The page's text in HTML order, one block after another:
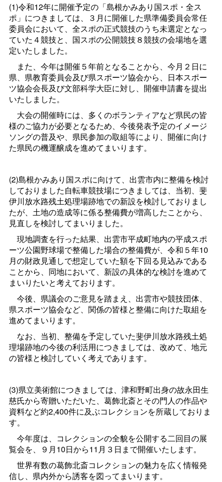
(1)令和12年に開催予定の「島根かみあり国スポ・全ス
ポ」につきましては、３月に開催した県準備委員会常任
委員会において、全スポの正式競技のうち未選定となっ
ていた４競技と、国スポの公開競技８競技の会場地を選
定いたしました。
また、今年は開催５年前となることから、今月２日に
県、県教育委員会及び県スポーツ協会から、日本スポー
ツ協会会長及び文部科学大臣に対し、開催申請書を提出
いたしました。
大会の開催時には、多くのボランティアなど県民の皆
様のご協力が必要となるため、今後発表予定のイメージ
ソングの普及や、県民参加の取組等により、開催に向け
た県民の機運醸成を進めてまいります。
(2)島根かみあり国スポに向けて、出雲市内に整備を検討
しておりました自転車競技場につきましては、当初、斐
伊川放水路残土処理場跡地での新設を検討しておりまし
たが、土地の造成等に係る整備費が増高したことから、
見直しを検討してまいりました。
現地調査を行った結果、出雲市平成町地内の平成スポ
ーツ公園野球場で整備した場合の整備費が、令和５年10
月の財政見通しで想定していた額を下回る見込みである
ことから、同地において、新設の具体的な検討を進めて
まいりたいと考えております。
今後、県議会のご意見を踏まえ、出雲市や競技団体、
県スポーツ協会など、関係の皆様と整備に向けた取組を
進めてまいります。
なお、当初、整備を予定していた斐伊川放水路残土処
理場跡地の今後の利活用につきましては、改めて、地元
の皆様と検討していく考えであります。
(3)県立美術館につきましては、津和野町出身の故永田生
慈氏から寄贈いただいた、葛飾北斎とその門人の作品や
資料など約2,400件に及ぶコレクションを所蔵しておりま
す。
今年度は、コレクションの全貌を公開する二回目の展
覧会を、９月10日から11月３日まで開催いたします。
世界有数の葛飾北斎コレクションの魅力を広く情報発
信し、県内外から誘客を図ってまいります。